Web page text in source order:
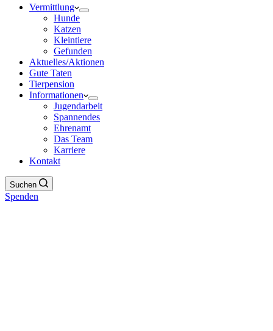
Vermittlung
Hunde
Katzen
Kleintiere
Gefunden
Aktuelles/Aktionen
Gute Taten
Tierpension
Informationen
Jugendarbeit
Spannendes
Ehrenamt
Das Team
Karriere
Kontakt
Suchen
Spenden